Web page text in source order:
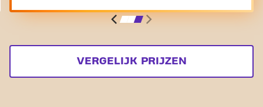
VERGELIJK PRIJZEN